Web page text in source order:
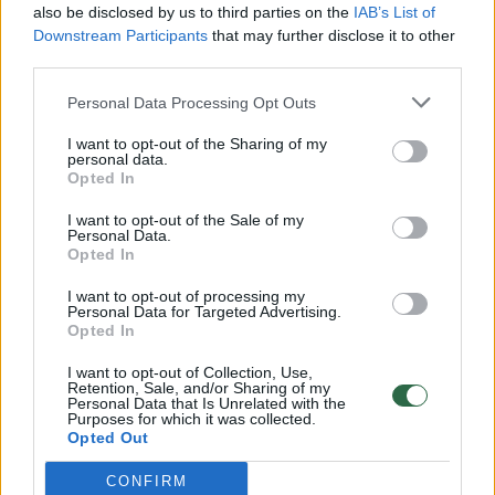
also be disclosed by us to third parties on the IAB’s List of
Downstream Participants that may further disclose it to other
Personal Data Processing Opt Outs
I want to opt-out of the Sharing of my
personal data.
Opted In
I want to opt-out of the Sale of my
Personal Data.
Opted In
I want to opt-out of processing my
Personal Data for Targeted Advertising.
Opted In
I want to opt-out of Collection, Use,
Retention, Sale, and/or Sharing of my
Personal Data that Is Unrelated with the
Purposes for which it was collected.
Opted Out
CONFIRM
Lietuvos diena
00:00:57
Savaitės vidurys nusimato karštas: temperatūra kils iki
Žinios | Orai
00:00:59
Nufilmavo, kaip patvino Vilniaus Vakarinis aplinkkelis:
vaizdas pribloškia
Žinios | Lietuvos diena
Avarija Vilniuje: į stotelę įsirėžęs automobilis sužalojo
dvi moteris
Žinios | Lietuvos diena